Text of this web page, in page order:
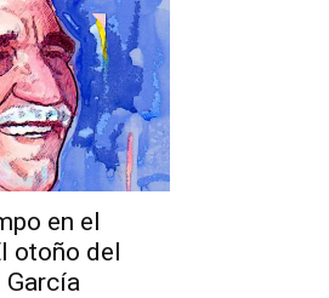
en el
otoño del
García